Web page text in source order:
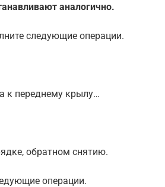
аналогично.
следующие операции.
к переднему крылу…
обратном снятию.
операции.